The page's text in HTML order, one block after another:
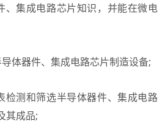
集成电路芯片知识，并能在微电
器件、集成电路芯片制造设备;
测和筛选半导体器件、集成电路
其成品;